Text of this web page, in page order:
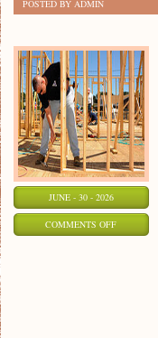
POSTED BY ADMIN
JUNE - 30 - 2026
COMMENTS OFFON